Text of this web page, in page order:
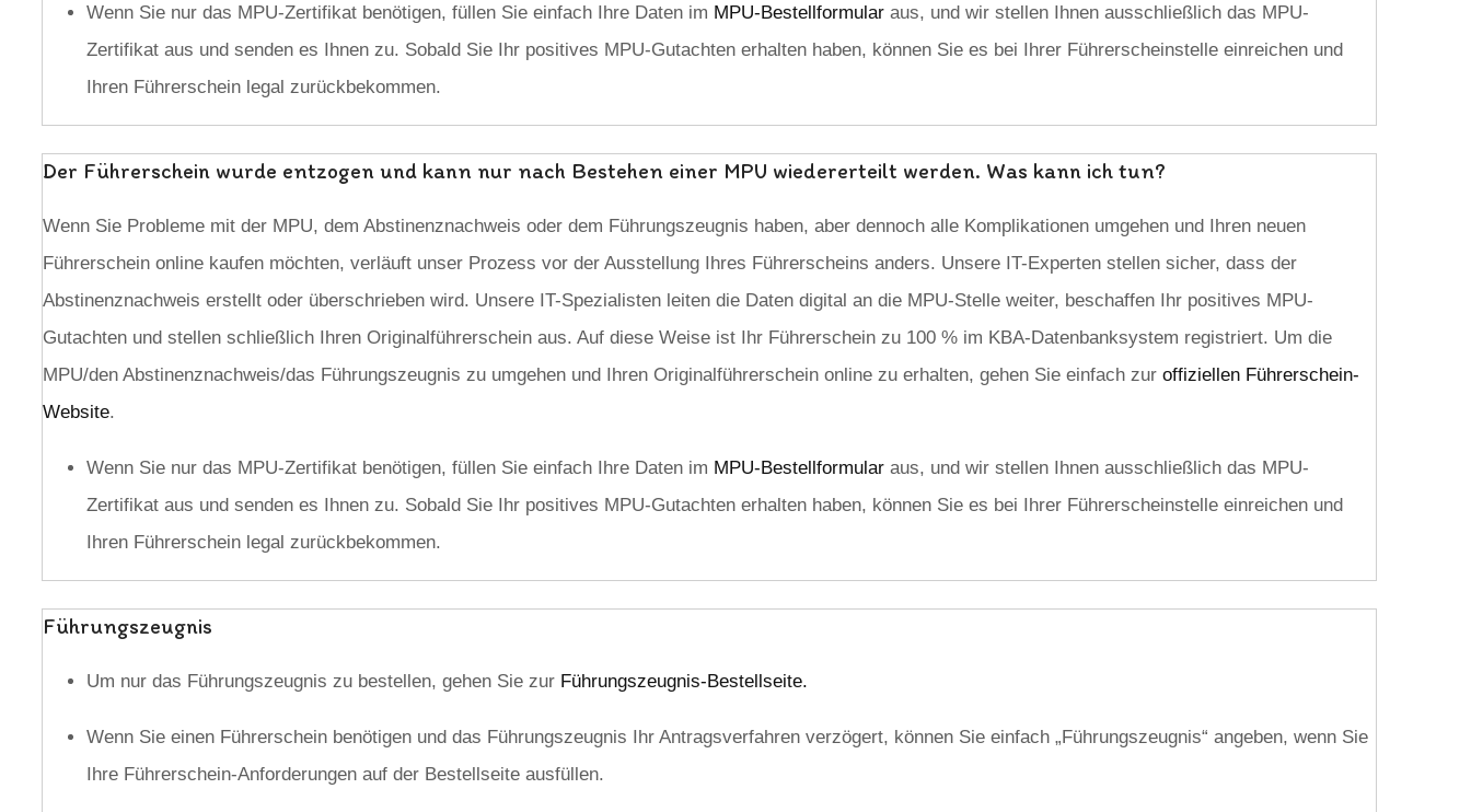
Wenn Sie nur das MPU-Zertifikat benötigen, füllen Sie einfach Ihre Daten im MPU-Bestellformular aus, und wir stellen Ihnen ausschließlich das MPU-
Zertifikat aus und senden es Ihnen zu. Sobald Sie Ihr positives MPU-Gutachten erhalten haben, können Sie es bei Ihrer Führerscheinstelle einreichen und
Ihren Führerschein legal zurückbekommen.
Der Führerschein wurde entzogen und kann nur nach Bestehen einer MPU wiedererteilt werden. Was kann ich tun?
Wenn Sie Probleme mit der MPU, dem Abstinenznachweis oder dem Führungszeugnis haben, aber dennoch alle Komplikationen umgehen und Ihren neuen
Führerschein online kaufen möchten, verläuft unser Prozess vor der Ausstellung Ihres Führerscheins anders. Unsere IT-Experten stellen sicher, dass der
Abstinenznachweis erstellt oder überschrieben wird. Unsere IT-Spezialisten leiten die Daten digital an die MPU-Stelle weiter, beschaffen Ihr positives MPU-
Gutachten und stellen schließlich Ihren Originalführerschein aus. Auf diese Weise ist Ihr Führerschein zu 100 % im KBA-Datenbanksystem registriert. Um die
MPU/den Abstinenznachweis/das Führungszeugnis zu umgehen und Ihren Originalführerschein online zu erhalten, gehen Sie einfach zur offiziellen Führerschein-
Website.
Wenn Sie nur das MPU-Zertifikat benötigen, füllen Sie einfach Ihre Daten im MPU-Bestellformular aus, und wir stellen Ihnen ausschließlich das MPU-
Zertifikat aus und senden es Ihnen zu. Sobald Sie Ihr positives MPU-Gutachten erhalten haben, können Sie es bei Ihrer Führerscheinstelle einreichen und
Ihren Führerschein legal zurückbekommen.
Führungszeugnis
Um nur das Führungszeugnis zu bestellen, gehen Sie zur Führungszeugnis-Bestellseite.
Wenn Sie einen Führerschein benötigen und das Führungszeugnis Ihr Antragsverfahren verzögert, können Sie einfach „Führungszeugnis“ angeben, wenn Sie
Ihre Führerschein-Anforderungen auf der Bestellseite ausfüllen.